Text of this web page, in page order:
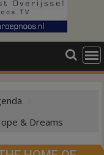
& Dreams